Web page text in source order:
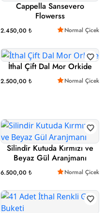
Cappella Sansevero
Flowerss
2.450,00 ₺ Normal Çicek
İthal Çift Dal Mor Orkide
2.500,00 ₺ Normal Çicek
Silindir Kutuda Kırmızı ve
Beyaz Gül Aranjmanı
6.500,00 ₺ Normal Çicek